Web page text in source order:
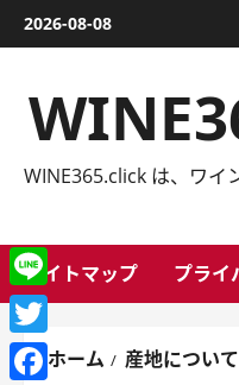
容
2026-08-08
WINE365.click は、ワイ
サイトマップ プライ
ホーム 産地について
Line
Twitter